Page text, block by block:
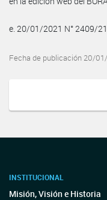
e. 20/01/2021 N° 2409/
Fecha de publicación 20/
INSTITUCIONAL
Misión, Visión e Historia